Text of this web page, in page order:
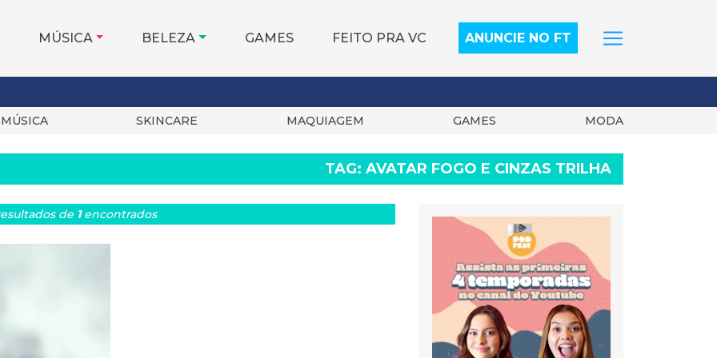
MÚSICA BELEZA GAMES FEITO PRA VC ANUNCIE NO FT
MÚSICA SKINCARE MAQUIAGEM GAMES MODA
TAG: AVATAR FOGO E CINZAS TRILHA
de 1encontrados